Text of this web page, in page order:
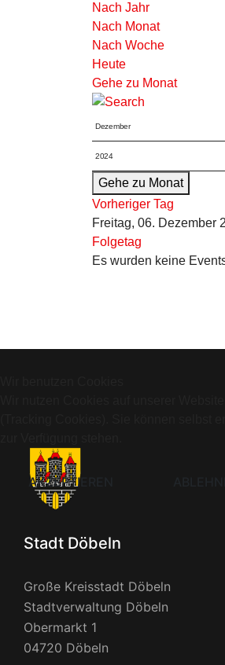
Nach Jahr
Nach Monat
Nach Woche
Heute
Gehe zu Monat
Gehe zu Monat
Vorheriger Tag
Freitag, 06. Dezember
Folgetag
Es wurden keine
Stadt Döbeln
Große Kreisstadt Döbeln
Stadtverwaltung Döbeln
Obermarkt 1
04720 Döbeln
AKZEPTIEREN